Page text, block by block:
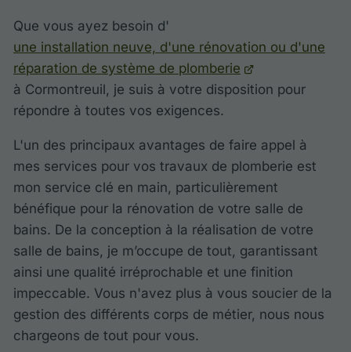
Que vous ayez besoin d'
une installation neuve, d'une rénovation ou d'une
réparation de système de plomberie
à Cormontreuil, je suis à votre disposition pour
répondre à toutes vos exigences.
L'un des principaux avantages de faire appel à
mes services pour vos travaux de plomberie est
mon service clé en main, particulièrement
bénéfique pour la rénovation de votre salle de
bains. De la conception à la réalisation de votre
salle de bains, je m’occupe de tout, garantissant
ainsi une qualité irréprochable et une finition
impeccable. Vous n'avez plus à vous soucier de la
gestion des différents corps de métier, nous nous
chargeons de tout pour vous.